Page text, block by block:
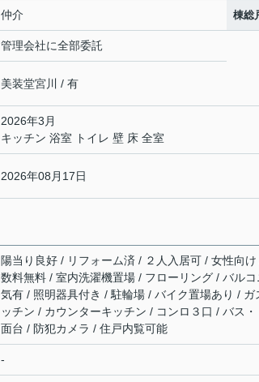
仲介 棟総
管理会社に全部委託
美装堂宮川 / 有
2026年3月
キッチン 浴室 トイレ 壁 床 全室
2026年08月17日
陽当り良好 / リフォーム済 / ２人入居可 / 女性向
数料無料 / 室内洗濯機置場 / フローリング / バル
気有 / 照明器具付き / 駐輪場 / バイク置場あり /
ッチン / カウンターキッチン / コンロ３口 / バス
面台 / 防犯カメラ / 住戸内覧可能
-